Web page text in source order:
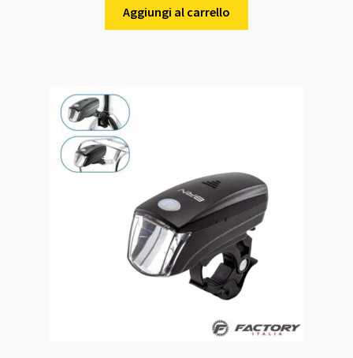
Aggiungi al carrello